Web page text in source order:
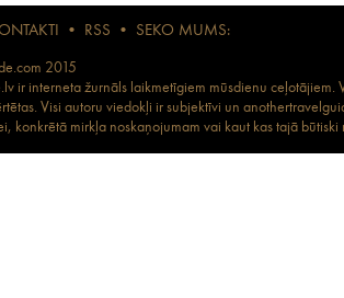
• RSS • SEKO MUMS:
2015
ir interneta žurnāls laikmetīgiem mūsdienu
Visi autoru viedokļi ir subjektīvi un
konkrētā mirkļa noskaņojumam vai kaut kas tajā